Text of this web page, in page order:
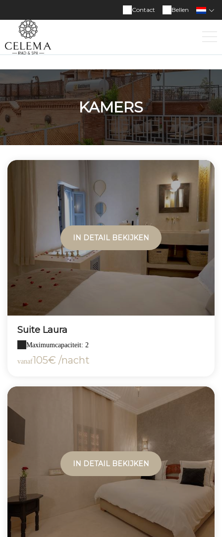
Bellen
Contact
KAMERS
IN DETAIL BEKIJKEN
Suite Laura
Maximumcapaciteit: 2
vanaf105€ /nacht
IN DETAIL BEKIJKEN